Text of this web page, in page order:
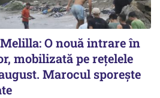
O nouă intrare în
mobilizată pe rețelele
Marocul sporește